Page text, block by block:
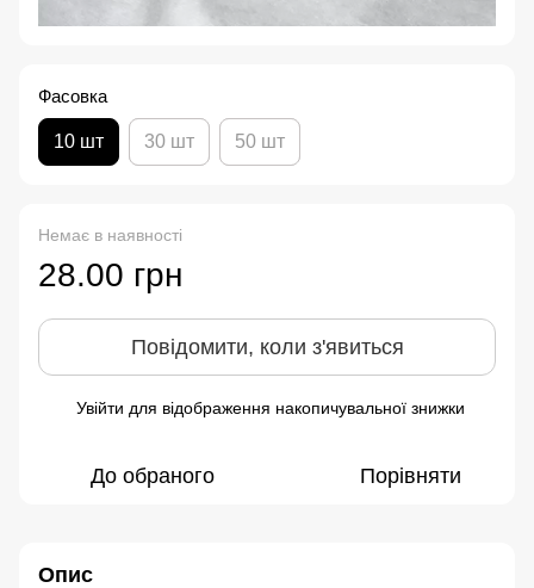
Фасовка
10 шт 30 шт 50 шт
Немає в наявності
28.00 грн
Повідомити, коли з'явиться
Увійти для відображення накопичувальної знижки
До обраного Порівняти
Опис